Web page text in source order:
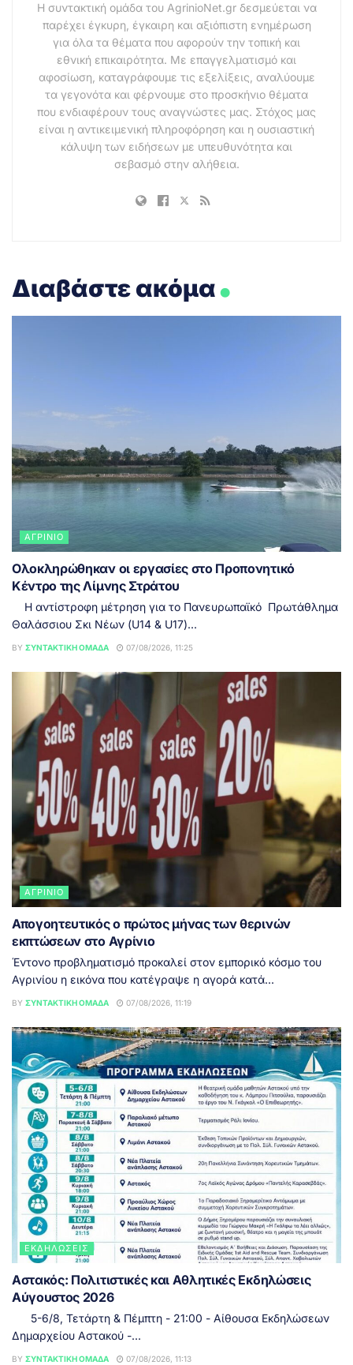
Η συντακτική ομάδα του AgrinioNet.gr δεσμεύεται να
παρέχει έγκυρη, έγκαιρη και αξιόπιστη ενημέρωση
για όλα τα θέματα που αφορούν την τοπική και
εθνική επικαιρότητα. Με επαγγελματισμό και
αφοσίωση, καταγράφουμε τις εξελίξεις, αναλύουμε
τα γεγονότα και φέρνουμε στο προσκήνιο θέματα
που ενδιαφέρουν τους αναγνώστες μας. Στόχος μας
είναι η αντικειμενική πληροφόρηση και η ουσιαστική
κάλυψη των ειδήσεων με υπευθυνότητα και
σεβασμό στην αλήθεια.
Διαβάστε ακόμα.
ΑΓΡΊΝΙΟ
Ολοκληρώθηκαν οι εργασίες στο Προπονητικό
Κέντρο της Λίμνης Στράτου
Η αντίστροφη μέτρηση για το Πανευρωπαϊκό Πρωτάθλημα
Θαλάσσιου Σκι Νέων (U14 & U17)...
BY ΣΥΝΤΑΚΤΙΚΉ ΟΜΆΔΑ 07/08/2026, 11:25
ΑΓΡΊΝΙΟ
Απογοητευτικός ο πρώτος μήνας των θερινών
εκπτώσεων στο Αγρίνιο
Έντονο προβληματισμό προκαλεί στον εμπορικό κόσμο του
Αγρινίου η εικόνα που κατέγραψε η αγορά κατά...
BY ΣΥΝΤΑΚΤΙΚΉ ΟΜΆΔΑ 07/08/2026, 11:19
ΕΚΔΗΛΏΣΕΙΣ
Αστακός: Πολιτιστικές και Αθλητικές Εκδηλώσεις
Αύγουστος 2026
5-6/8, Τετάρτη & Πέμπτη - 21:00 - Αίθουσα Εκδηλώσεων
Δημαρχείου Αστακού -...
BY ΣΥΝΤΑΚΤΙΚΉ ΟΜΆΔΑ 07/08/2026, 11:13